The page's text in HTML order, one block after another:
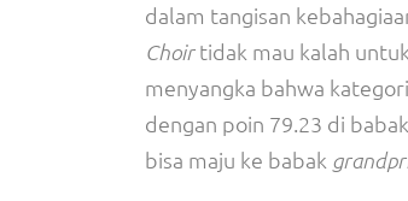
dalam tangisan
Choirtidak mau kalah
menyangka bahwa
dengan poin 79.23 di babak
bisa maju ke babak